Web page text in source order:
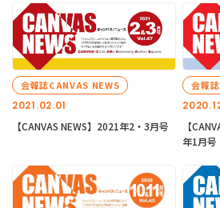
2021.02.01
会報誌CANVAS NEWS
【CANVAS NEWS】2021年2・3月号
会報
【
年1月号